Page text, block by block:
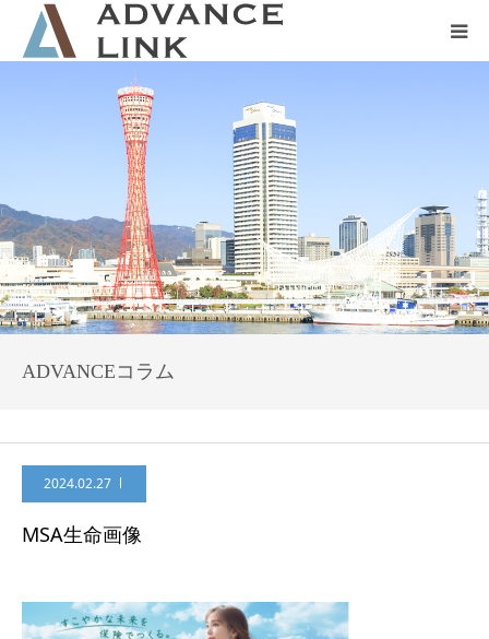
ADVANCEコラム
2024.02.27
MSA生命画像
会社概要
ネット保険
事業保険